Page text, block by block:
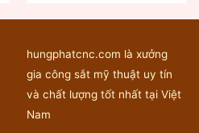
hungphatcnc.com là xưởng
gia công sắt mỹ thuật uy tín
và chất lượng tốt nhất tại Việt
Nam